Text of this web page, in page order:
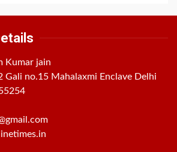
Kumar jain
Gali no.15 Mahalaxmi Enclave Delhi